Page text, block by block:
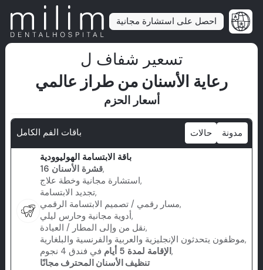
احصل على استشارة مجانية
تسعير شفاف ل
رعاية الأسنان من طراز عالمي
أسعار الحزم
باقات الفم الكامل حالات مدونة
باقة الابتسامة الهوليوودية
16 قشرة الأسنان,
استشارة مجانية وخطة علاج,
تجديد الابتسامة,
مسار رقمي / تصميم الابتسامة الرقمي,
أدوية مجانية وحارس ليلي,
نقل من وإلى المطار / العيادة,
موظفون يتحدثون الإنجليزية والعربية والفرنسية والبلغارية,
الإقامة لمدة 5 أيامفي فندق 4 نجوم,
تنظيف الأسنان المحترف مجانًا